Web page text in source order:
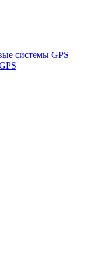
системы GPS